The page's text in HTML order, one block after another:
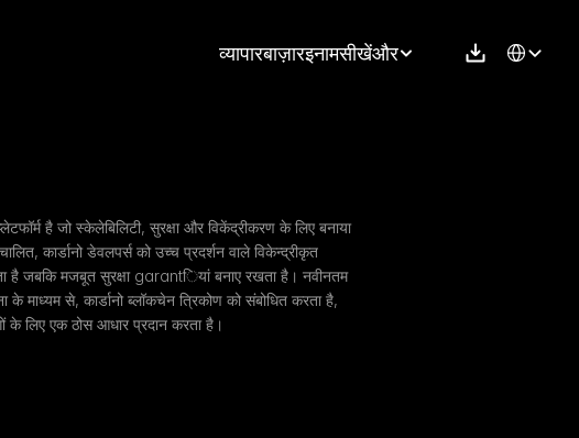
व्यापारबाज़ारइनामसीखेंऔर Select
है जो स्केलेबिलिटी, सुरक्षा और विकेंद्रीकरण के लिए बनाया
कार्डानो डेवलपर्स को उच्च प्रदर्शन वाले विकेन्द्रीकृत
है जबकि मजबूत सुरक्षा garantियां बनाए रखता है। नवीनतम
माध्यम से, कार्डानो ब्लॉकचेन त्रिकोण को संबोधित करता है,
के लिए एक ठोस आधार प्रदान करता है।